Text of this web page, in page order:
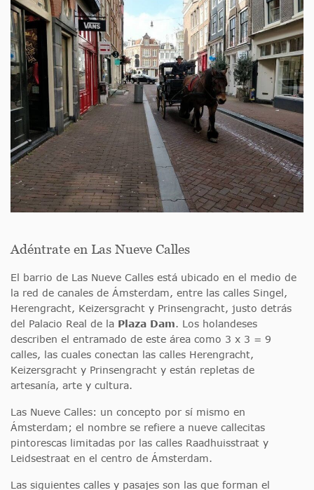
Adéntrate en Las Nueve Calles
El barrio de Las Nueve Calles está ubicado en el medio de
la red de canales de Ámsterdam, entre las calles Singel,
Herengracht, Keizersgracht y Prinsengracht, justo detrás
del Palacio Real de la Plaza Dam. Los holandeses
describen el entramado de este área como 3 x 3 = 9
calles, las cuales conectan las calles Herengracht,
Keizersgracht y Prinsengracht y están repletas de
artesanía, arte y cultura.
Las Nueve Calles: un concepto por sí mismo en
Ámsterdam; el nombre se refiere a nueve callecitas
pintorescas limitadas por las calles Raadhuisstraat y
Leidsestraat en el centro de Ámsterdam.
Las siguientes calles y pasajes son las que forman el